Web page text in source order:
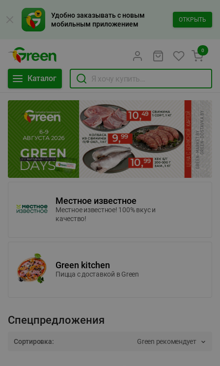
Удобно заказывать с новым
мобильным приложением
ОТКРЫТЬ
Каталог
0
Местное известное
Местное известное! 100% вкус и
качество!
Green kitchen
Пицца c доставкой в Green
Спецпредложения
Сортировка: Green рекомендует